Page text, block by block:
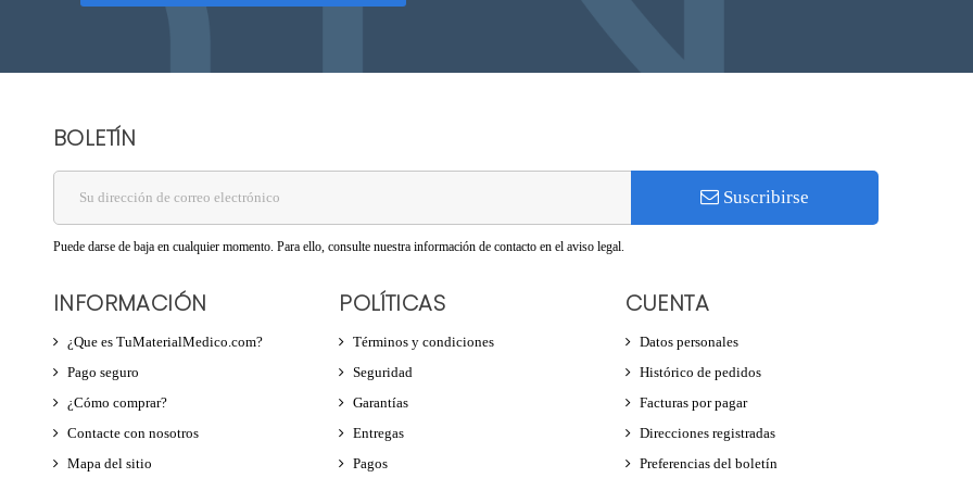
BOLETÍN
Suscribirse
Puede darse de baja en cualquier momento. Para ello, consulte nuestra información de contacto en el aviso legal.
INFORMACIÓN
¿Que es TuMaterialMedico.com?
Pago seguro
¿Cómo comprar?
Contacte con nosotros
Mapa del sitio
POLÍTICAS
Términos y condiciones
Seguridad
Garantías
Entregas
Pagos
CUENTA
Datos personales
Histórico de pedidos
Facturas por pagar
Direcciones registradas
Preferencias del boletín